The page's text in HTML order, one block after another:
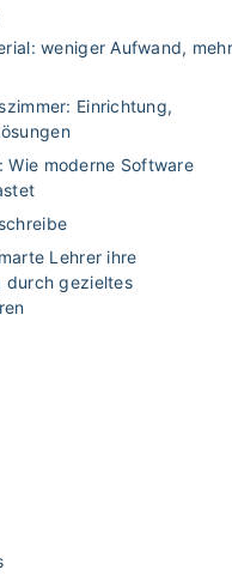
weniger Aufwand, mehr
Einrichtung,
Wie moderne Software
Lehrer ihre
durch gezieltes